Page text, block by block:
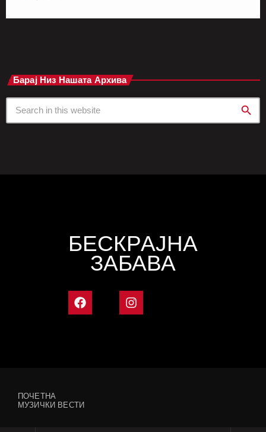
Барај Низ Нашата Архива
search
БЕСКРАЈНА
ЗАБАВА
ПОЧЕТНА
МУЗИЧКИ ВЕСТИ